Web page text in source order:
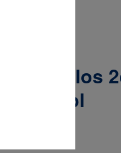
Carlos
x 100 kpl